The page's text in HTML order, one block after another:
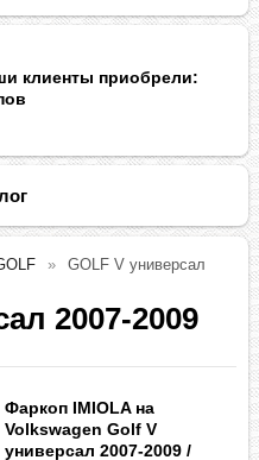
клиенты приобрели:
GOLF V универсал
2007-2009
Фаркоп IMIOLA на
Volkswagen Golf V
универсал 2007-2009 /